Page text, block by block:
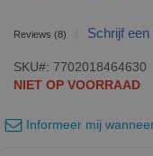
Reviews (8) Schrijf
SKU
7702018464630
NIET OP VOORRAAD
Informeer mij